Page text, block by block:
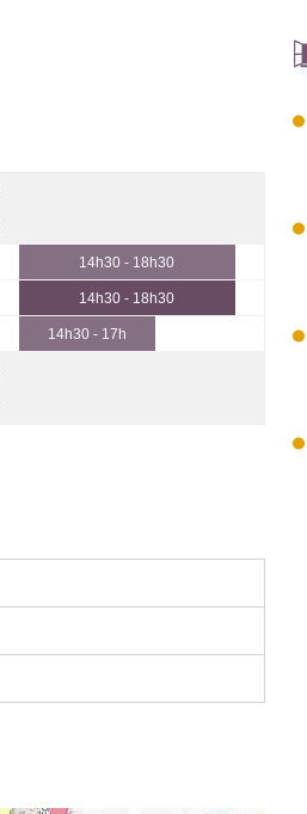
14h30 - 18h30
14h30 - 18h30
14h30 - 17h